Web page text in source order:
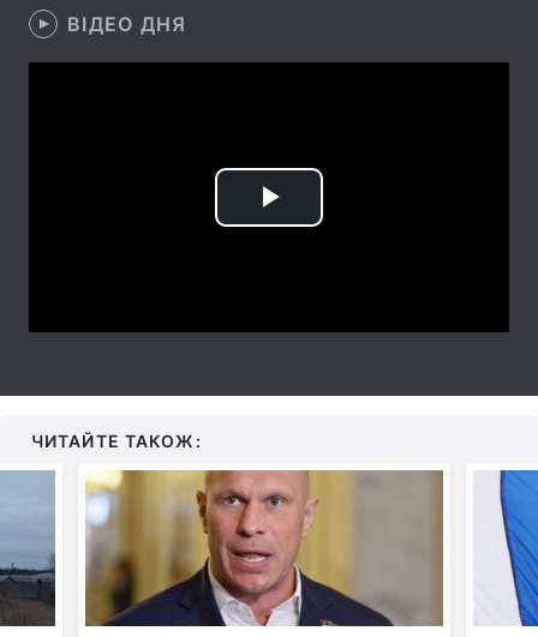
Відео з Youtube
Інтерв'ю Думки
Тема оформлення
ВІДЕО ДНЯ
Play
ЧИТАЙТЕ ТАКОЖ: